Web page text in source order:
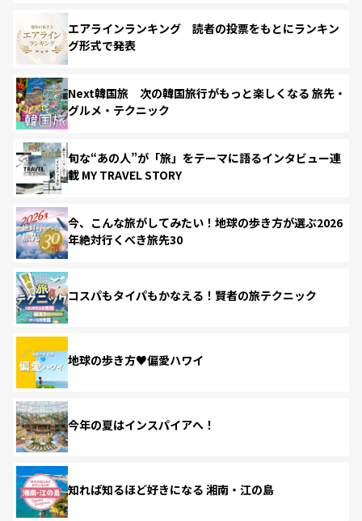
エアラインランキング 読者の投票をもとにランキン
グ形式で発表
Next韓国旅 次の韓国旅行がもっと楽しくなる 旅先・
グルメ・テクニック
旬な“あの人”が「旅」をテーマに語るインタビュー連
載 MY TRAVEL STORY
今、こんな旅がしてみたい！地球の歩き方が選ぶ2026
年絶対行くべき旅先30
コスパもタイパもかなえる！賢者の旅テクニック
地球の歩き方♥偏愛ハワイ
今年の夏はインスパイアへ！
知れば知るほど好きになる 湘南・江の島